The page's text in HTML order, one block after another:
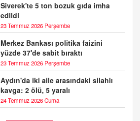
Siverek'te 5 ton bozuk gıda imha
edildi
23 Temmuz 2026 Perşembe
Merkez Bankası politika faizini
yüzde 37'de sabit bıraktı
23 Temmuz 2026 Perşembe
Aydın'da iki aile arasındaki silahlı
kavga: 2 ölü, 5 yaralı
24 Temmuz 2026 Cuma